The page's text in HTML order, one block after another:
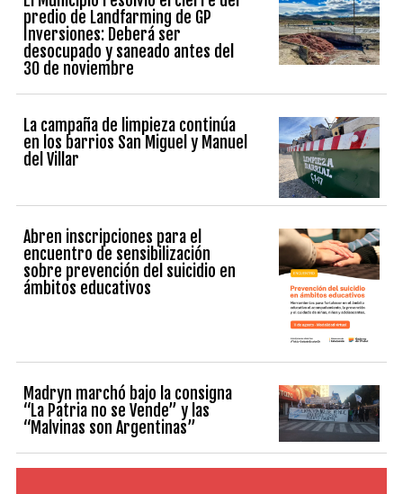
predio de Landfarming de GP
Inversiones: Deberá ser
desocupado y saneado antes del
30 de noviembre
La campaña de limpieza continúa
en los barrios San Miguel y Manuel
del Villar
Abren inscripciones para el
encuentro de sensibilización
sobre prevención del suicidio en
ámbitos educativos
Madryn marchó bajo la consigna
“La Patria no se Vende” y las
“Malvinas son Argentinas”